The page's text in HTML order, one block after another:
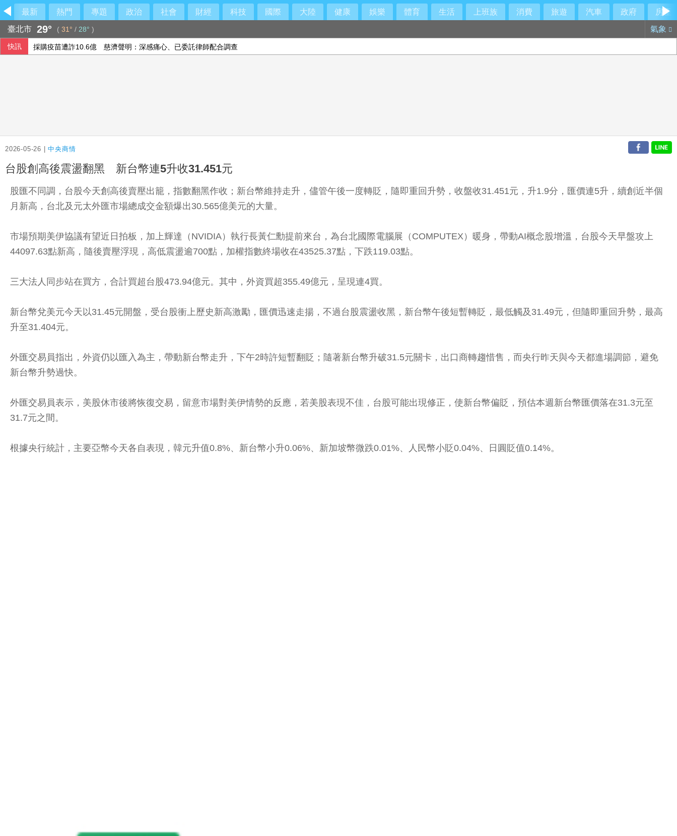
最新 熱門 專題 政治 社會 財經 科技 國際 大陸 健康 娛樂 體育 生活 上班族 消費 旅遊 汽車 政府
房產
臺北市 29° ( 31° / 28° ) 氣象
快訊 威力彩第115063期開獎
2026-05-26 |中央商情
台股創高後震盪翻黑 新台幣連5升收31.451元
股匯不同調，台股今天創高後賣壓出籠，指數翻黑作收；新台幣維持走升，儘管午後一度轉貶，隨即重回升勢，收盤收31.451元，升1.9分，匯價連5升，續創近半個
月新高，台北及元太外匯市場總成交金額爆出30.565億美元的大量。
市場預期美伊協議有望近日拍板，加上輝達（NVIDIA）執行長黃仁勳提前來台，為台北國際電腦展（COMPUTEX）暖身，帶動AI概念股增溫，台股今天早盤攻上
44097.63點新高，隨後賣壓浮現，高低震盪逾700點，加權指數終場收在43525.37點，下跌119.03點。
三大法人同步站在買方，合計買超台股473.94億元。其中，外資買超355.49億元，呈現連4買。
新台幣兌美元今天以31.45元開盤，受台股衝上歷史新高激勵，匯價迅速走揚，不過台股震盪收黑，新台幣午後短暫轉貶，最低觸及31.49元，但隨即重回升勢，最高
升至31.404元。
外匯交易員指出，外資仍以匯入為主，帶動新台幣走升，下午2時許短暫翻貶；隨著新台幣升破31.5元關卡，出口商轉趨惜售，而央行昨天與今天都進場調節，避免
新台幣升勢過快。
外匯交易員表示，美股休市後將恢復交易，留意市場對美伊情勢的反應，若美股表現不佳，台股可能出現修正，使新台幣偏貶，預估本週新台幣匯價落在31.3元至
31.7元之間。
根據央行統計，主要亞幣今天各自表現，韓元升值0.8%、新台幣小升0.06%、新加坡幣微跌0.01%、人民幣小貶0.04%、日圓貶值0.14%。